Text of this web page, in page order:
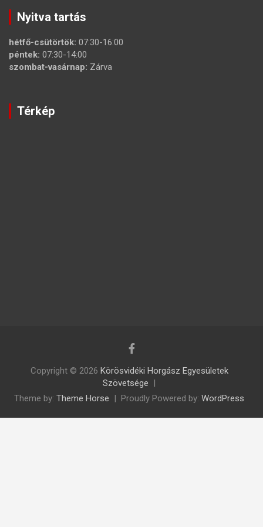
Nyitva tartás
hétfő-csütörtök: 07:30-16:00
péntek: 07:30-14:00
szombat-vasárnap: Zárva
Térkép
Copyright © 2026 Körösvidéki Horgász Egyesületek
Szövetsége
Theme by: Theme Horse Proudly Powered by: WordPress